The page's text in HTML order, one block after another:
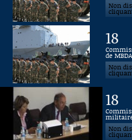
AIDE À LA DÉCOUPE
DE VIDÉOS
Non
18
de MBDA
Non
18
Non